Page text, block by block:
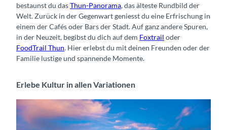
bestaunst du dasThun-Panorama, das älteste Rundbild der
Welt. Zurück in der Gegenwart geniesst du eine Erfrischung in
einem der Cafés oder Bars der Stadt. Auf ganz andere Spuren,
in der Neuzeit, begibst du dich auf dem Foxtrail oder
FoodTrail Thun. Hier erlebst du mit deinen Freunden oder der
Familie lustige und spannende Momente.
Erlebe Kultur in allen Variationen